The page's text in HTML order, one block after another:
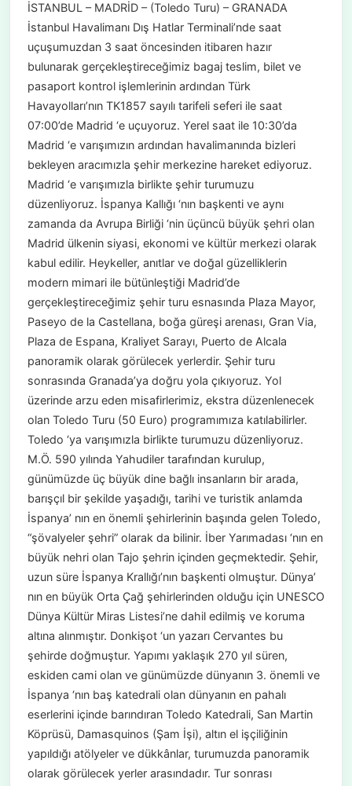
İSTANBUL – MADRİD – (Toledo Turu) – GRANADA
İstanbul Havalimanı Dış Hatlar Terminali’nde saat
uçuşumuzdan 3 saat öncesinden itibaren hazır
bulunarak gerçekleştireceğimiz bagaj teslim, bilet ve
pasaport kontrol işlemlerinin ardından Türk
Havayolları’nın TK1857 sayılı tarifeli seferi ile saat
07:00’de Madrid ‘e uçuyoruz. Yerel saat ile 10:30’da
Madrid ‘e varışımızın ardından havalimanında bizleri
bekleyen aracımızla şehir merkezine hareket ediyoruz.
Madrid ‘e varışımızla birlikte şehir turumuzu
düzenliyoruz. İspanya Kallığı ‘nın başkenti ve aynı
zamanda da Avrupa Birliği ‘nin üçüncü büyük şehri olan
Madrid ülkenin siyasi, ekonomi ve kültür merkezi olarak
kabul edilir. Heykeller, anıtlar ve doğal güzelliklerin
modern mimari ile bütünleştiği Madrid’de
gerçekleştireceğimiz şehir turu esnasında Plaza Mayor,
Paseyo de la Castellana, boğa güreşi arenası, Gran Via,
Plaza de Espana, Kraliyet Sarayı, Puerto de Alcala
panoramik olarak görülecek yerlerdir. Şehir turu
sonrasında Granada’ya doğru yola çıkıyoruz. Yol
üzerinde arzu eden misafirlerimiz, ekstra düzenlenecek
olan Toledo Turu (50 Euro) programımıza katılabilirler.
Toledo ‘ya varışımızla birlikte turumuzu düzenliyoruz.
M.Ö. 590 yılında Yahudiler tarafından kurulup,
günümüzde üç büyük dine bağlı insanların bir arada,
barışçıl bir şekilde yaşadığı, tarihi ve turistik anlamda
İspanya’ nın en önemli şehirlerinin başında gelen Toledo,
“şövalyeler şehri” olarak da bilinir. İber Yarımadası ‘nın en
büyük nehri olan Tajo şehrin içinden geçmektedir. Şehir,
uzun süre İspanya Krallığı’nın başkenti olmuştur. Dünya’
nın en büyük Orta Çağ şehirlerinden olduğu için UNESCO
Dünya Kültür Miras Listesi’ne dahil edilmiş ve koruma
altına alınmıştır. Donkişot ‘un yazarı Cervantes bu
şehirde doğmuştur. Yapımı yaklaşık 270 yıl süren,
eskiden cami olan ve günümüzde dünyanın 3. önemli ve
İspanya ‘nın baş katedrali olan dünyanın en pahalı
eserlerini içinde barındıran Toledo Katedrali, San Martin
Köprüsü, Damasquinos (Şam İşi), altın el işçiliğinin
yapıldığı atölyeler ve dükkânlar, turumuzda panoramik
olarak görülecek yerler arasındadır. Tur sonrası